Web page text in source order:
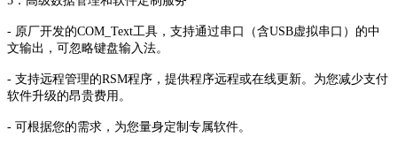
- 原厂开发的COM_Text工具，支持通过串口（含USB虚拟串口）的中
文输出，可忽略键盘输入法。
- 支持远程管理的RSM程序，提供程序远程或在线更新。为您减少支付
软件升级的昂贵费用。
- 可根据您的需求，为您量身定制专属软件。